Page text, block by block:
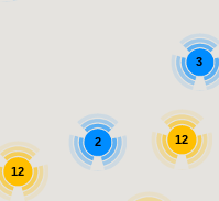
12
12
3
2